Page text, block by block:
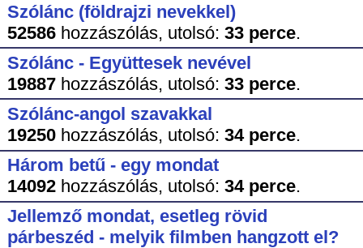
Szólánc (földrajzi nevekkel)
52586hozzászólás, utolsó: 33 perce.
Szólánc - Együttesek nevével
19887hozzászólás, utolsó: 33 perce.
Szólánc-angol szavakkal
19250hozzászólás, utolsó: 34 perce.
Három betű - egy mondat
14092hozzászólás, utolsó: 34 perce.
Jellemző mondat, esetleg rövid
párbeszéd - melyik filmben hangzott el?